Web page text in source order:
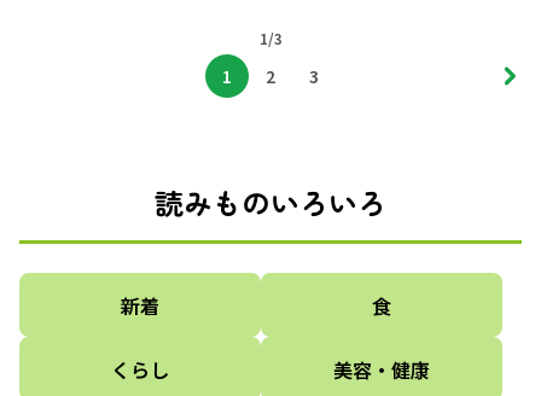
（1）
1/3
1 2 3
読みものいろいろ
新着 食
くらし 美容・健康